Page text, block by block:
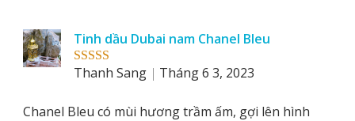
Rated 5out
Tinh dầu Dubai nam Chanel Bleu
Thanh Sang
Tháng 6 3, 2023
Chanel Bleu có mùi hương trầm ấm, gợi lên hình